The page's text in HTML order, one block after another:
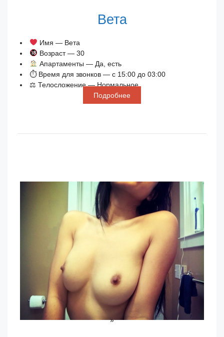
Вета
Имя — Вета
Возраст — 30
Апартаменты — Да, есть
⏱ Время для звонков — с 15:00 до 03:00
⚖ Телосложение — Нормальное
Подробнее
»